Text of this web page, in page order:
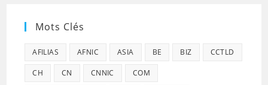
Mots Clés
AFILIAS AFNIC ASIA BE BIZ CCTLD
CH CN CNNIC COM